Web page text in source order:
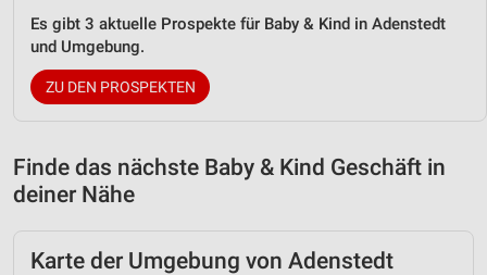
Es gibt 3 aktuelle Prospekte für Baby & Kind in Adenstedt
und Umgebung.
ZU DEN PROSPEKTEN
Finde das nächste Baby & Kind Geschäft in
deiner Nähe
Karte der Umgebung von Adenstedt